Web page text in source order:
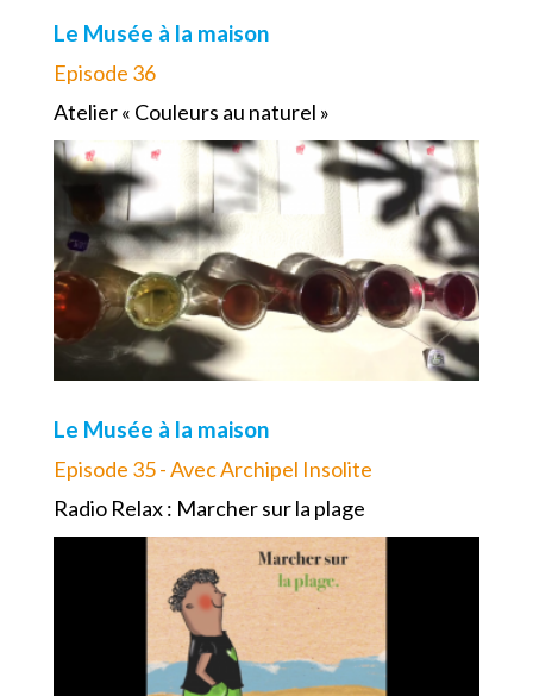
Le Musée à la maison
Episode 36
Atelier « Couleurs au naturel »
Le Musée à la maison
Episode 35 - Avec Archipel Insolite
Radio Relax : Marcher sur la plage